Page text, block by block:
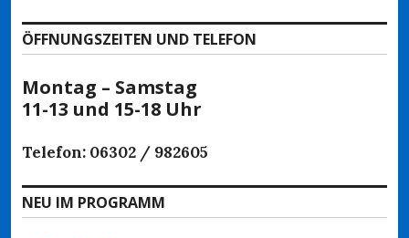
ÖFFNUNGSZEITEN UND TELEFON
Montag – Samstag
11-13 und 15-18 Uhr
Telefon: 06302 / 982605
NEU IM PROGRAMM